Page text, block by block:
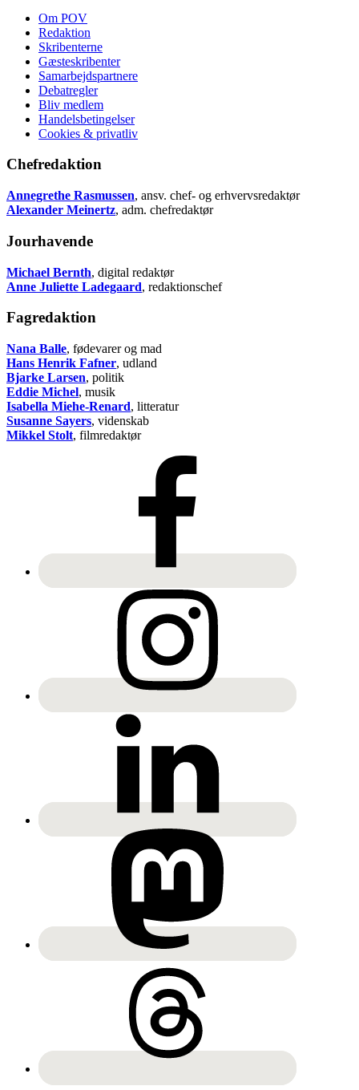
Om POV
Redaktion
Skribenterne
Gæsteskribenter
Samarbejdspartnere
Debatregler
Bliv medlem
Handelsbetingelser
Cookies & privatliv
Chefredaktion
Annegrethe Rasmussen, ansv. chef- og erhvervsredaktør
Alexander Meinertz, adm. chefredaktør
Jourhavende
Michael Bernth, digital redaktør
Anne Juliette Ladegaard, redaktionschef
Fagredaktion
Nana Balle, fødevarer og mad
Hans Henrik Fafner, udland
Bjarke Larsen, politik
Eddie Michel, musik
Isabella Miehe-Renard, litteratur
Susanne Sayers, videnskab
Mikkel Stolt, filmredaktør